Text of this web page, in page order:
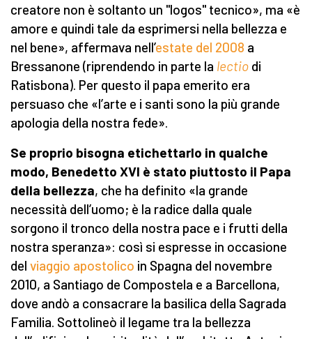
creatore non è soltanto un "logos" tecnico», ma «è
amore e quindi tale da esprimersi nella bellezza e
nel bene», affermava nell’estate del 2008 a
Bressanone (riprendendo in parte la lectio di
Ratisbona). Per questo il papa emerito era
persuaso che «l’arte e i santi sono la più grande
apologia della nostra fede».
Se proprio bisogna etichettarlo in qualche
modo, Benedetto XVI è stato piuttosto il Papa
della bellezza, che ha definito «la grande
necessità dell’uomo; è la radice dalla quale
sorgono il tronco della nostra pace e i frutti della
nostra speranza»: così si espresse in occasione
del viaggio apostolico in Spagna del novembre
2010, a Santiago de Compostela e a Barcellona,
dove andò a consacrare la basilica della Sagrada
Familia. Sottolineò il legame tra la bellezza